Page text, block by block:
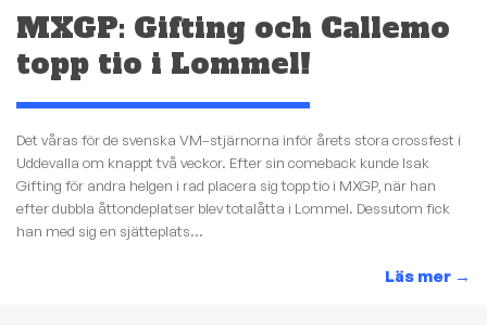
MXGP: Gifting och Callemo
topp tio i Lommel!
Det våras för de svenska VM–stjärnorna inför årets stora crossfest i
Uddevalla om knappt två veckor. Efter sin comeback kunde Isak
Gifting för andra helgen i rad placera sig topp tio i MXGP, när han
efter dubbla åttondeplatser blev totalåtta i Lommel. Dessutom fick
han med sig en sjätteplats...
Läs mer →